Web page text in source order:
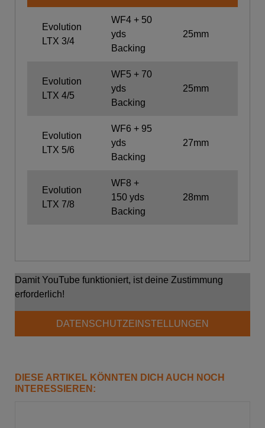
Evolution
LTX 3/4
WF4 + 50
yds
Backing
25mm
Evolution
LTX 4/5
WF5 + 70
yds
Backing
25mm
Evolution
LTX 5/6
WF6 + 95
yds
Backing
27mm
Evolution
LTX 7/8
WF8 +
150 yds
Backing
28mm
Damit YouTube funktioniert, ist deine Zustimmung
erforderlich!
DATENSCHUTZEINSTELLUNGEN
DIESE ARTIKEL KÖNNTEN DICH AUCH NOCH
INTERESSIEREN: